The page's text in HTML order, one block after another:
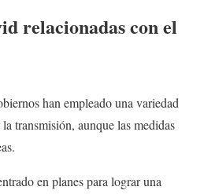
relacionadas con el
han empleado una variedad
transmisión, aunque las medidas
en planes para lograr una